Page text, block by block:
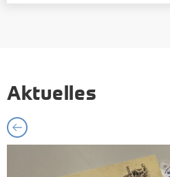
Aktuelles